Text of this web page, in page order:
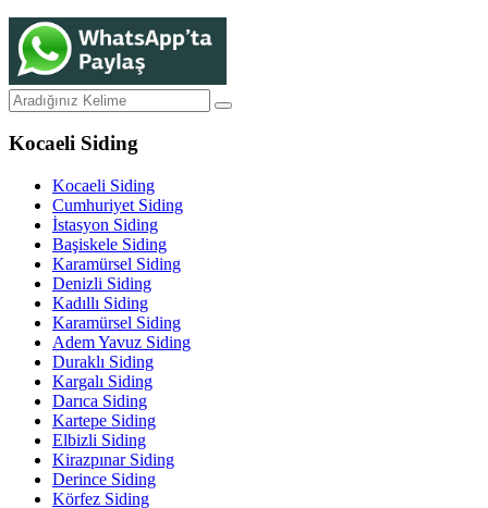
Kocaeli Siding
Kocaeli Siding
Cumhuriyet Siding
İstasyon Siding
Başiskele Siding
Karamürsel Siding
Denizli Siding
Kadıllı Siding
Karamürsel Siding
Adem Yavuz Siding
Duraklı Siding
Kargalı Siding
Darıca Siding
Kartepe Siding
Elbizli Siding
Kirazpınar Siding
Derince Siding
Körfez Siding